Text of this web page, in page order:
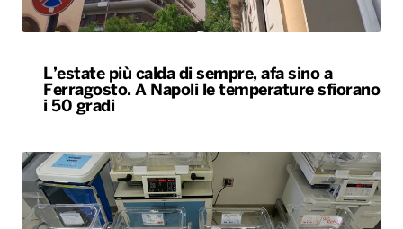
L’estate più calda di sempre, afa sino a
Ferragosto. A Napoli le temperature sfiorano
i 50 gradi